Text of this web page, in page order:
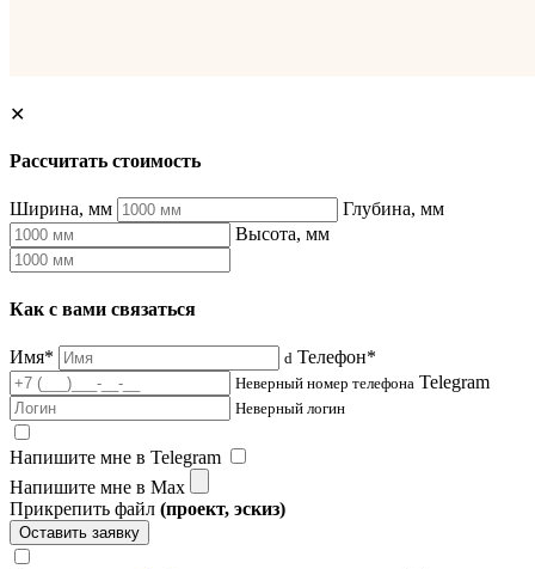
✕
Рассчитать стоимость
Ширина, мм
Глубина, мм
Высота, мм
Как с вами связаться
Имя* d Телефон*
Неверный номер телефона Telegram
Неверный логин
Напишите мне в Telegram
Напишите мне в Max
Прикрепить файл (проект, эскиз)
Оставить заявку